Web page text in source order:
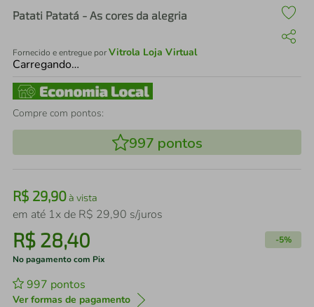
Patati Patatá - As cores da alegria
Fornecido e entregue porVitrola Loja Virtual
Carregando…
Compre com pontos:
997 pontos
R$ 29,90à vista
em até 1x de R$ 29,90 s/juros
R$ 28,40 -5%
No pagamento com Pix
997 pontos
Ver formas de pagamento